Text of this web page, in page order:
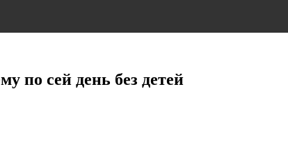
по сей день без детей